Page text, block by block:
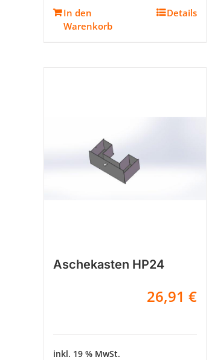
In den
Warenkorb
Details
Aschekasten HP24
26,91 €
inkl. 19 % MwSt.